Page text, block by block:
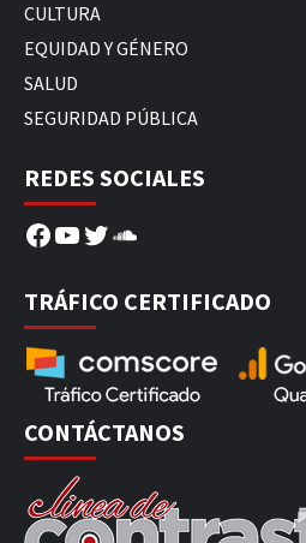
CULTURA
EQUIDAD Y GÉNERO
SALUD
SEGURIDAD PÚBLICA
REDES SOCIALES
Facebook
YouTube
Twitter
SoundCloud
TRÁFICO CERTIFICADO
CONTÁCTANOS